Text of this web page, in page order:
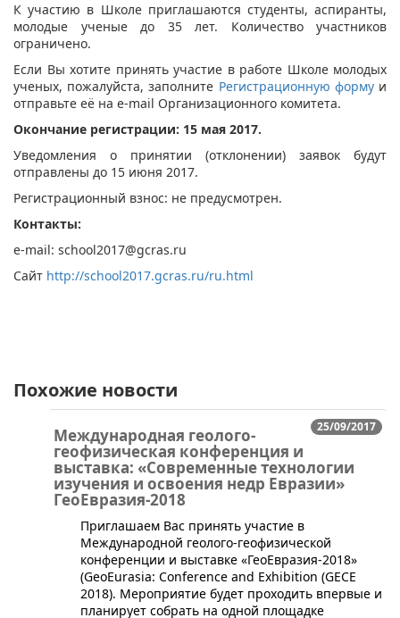
К участию в Школе приглашаются студенты, аспиранты,
молодые ученые до 35 лет. Количество участников
ограничено.
Если Вы хотите принять участие в работе Школе молодых
ученых, пожалуйста, заполните Регистрационную форму​и
отправьте её на e-mail Организационного комитета.
Окончание регистрации: 15 мая 2017.
Уведомления о принятии (отклонении) заявок будут
отправлены до 15 июня 2017.
Регистрационный взнос: не предусмотрен.
Контакты:
e-mail: school2017@gcras.ru
Сайт http://school2017.gcras.ru/ru.html
Похожие новости
25/09/2017
Международная геолого-
геофизическая конференция и
выставка: «Современные технологии
изучения и освоения недр Евразии»
ГеоЕвразия-2018
Приглашаем Вас принять участие в
Международной геолого-геофизической
конференции и выставке «ГеоЕвразия-2018»
(GeoEurasia: Conference and Exhibition (GECE
2018). Мероприятие будет проходить впервые и
планирует собрать на одной площадке